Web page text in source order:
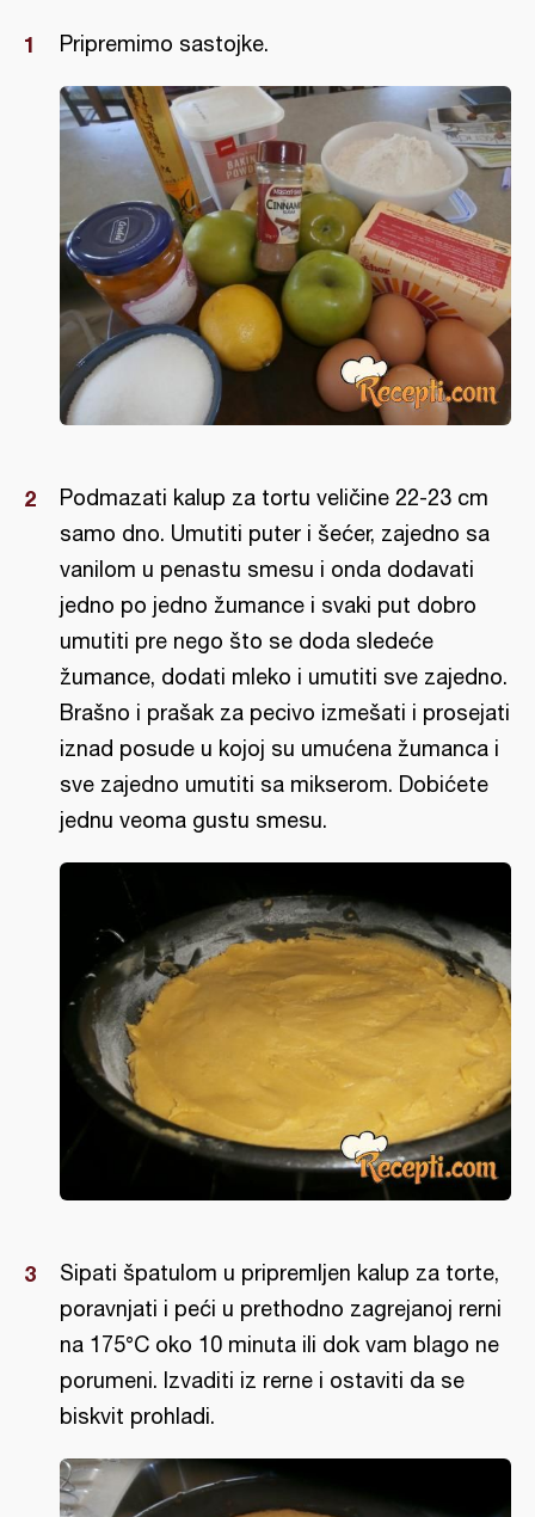
Pripremimo sastojke.
Podmazati kalup za tortu veličine 22-23 cm
samo dno. Umutiti puter i šećer, zajedno sa
vanilom u penastu smesu i onda dodavati
jedno po jedno žumance i svaki put dobro
umutiti pre nego što se doda sledeće
žumance, dodati mleko i umutiti sve zajedno.
Brašno i prašak za pecivo izmešati i prosejati
iznad posude u kojoj su umućena žumanca i
sve zajedno umutiti sa mikserom. Dobićete
jednu veoma gustu smesu.
Sipati špatulom u pripremljen kalup za torte,
poravnjati i peći u prethodno zagrejanoj rerni
na 175°C oko 10 minuta ili dok vam blago ne
porumeni. Izvaditi iz rerne i ostaviti da se
biskvit prohladi.